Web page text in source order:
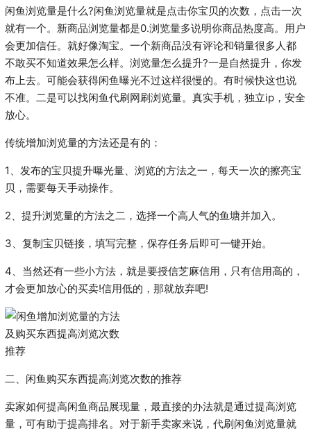
闲鱼浏览量是什么?闲鱼浏览量就是点击你宝贝的次数，点击一次
就有一个。新商品浏览量都是0.浏览量多说明你商品热度高。用户
会更加信任。就好像淘宝。一个新商品没有评论和销量很多人都
不敢买不知道效果怎么样。浏览量怎么提升?一是自然提升，你发
布上去。可能会获得闲鱼曝光不过这样很慢的。有时候快这也说
不准。二是可以找闲鱼代刷网刷浏览量。真实手机，独立ip，安全
放心。
传统增加浏览量的方法还是有的：
1、发布的宝贝提升曝光量、浏览的方法之一，每天一次的擦亮宝
贝，需要每天手动操作。
2、提升浏览量的方法之二，选择一个高人气的鱼塘并加入。
3、复制宝贝链接，填写完整，保存任务后即可一键开始。
4、当然还有一些小方法，就是要授信芝麻信用，只有信用高的，
才会更加放心的买卖!信用低的，那就放弃吧!
二、闲鱼购买东西提高浏览次数的推荐
卖家如何提高闲鱼商品展现量，最直接的办法就是通过提高浏览
量，可有助于提高排名。对于新手卖家来说，代刷闲鱼浏览量就